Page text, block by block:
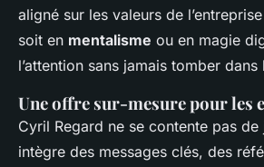
aligné sur les valeurs de
soit en mentalisme ou en magie
l’attention sans jamais tomber
Une offre sur-mesure pour les
Cyril Regard ne se contente pas
intègre des messages clés, des